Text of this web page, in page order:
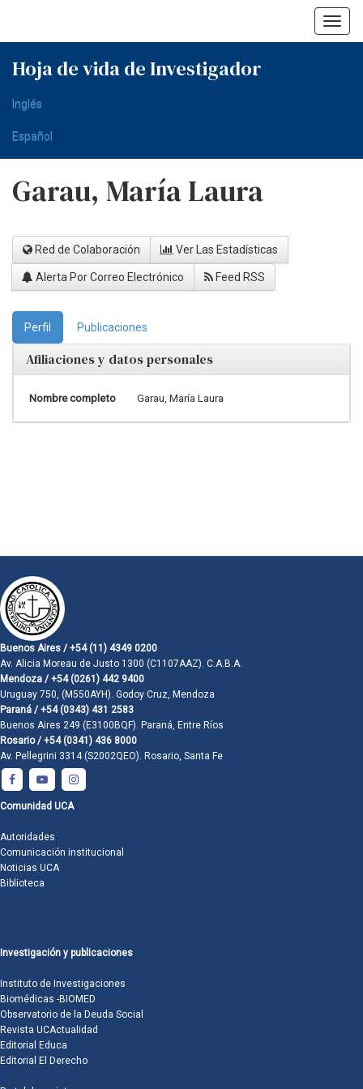
Hoja de vida de Investigador
Inglés
Español
Garau, María Laura
Red de Colaboración Ver Las Estadísticas
Alerta Por Correo Electrónico Feed RSS
Perfil Publicaciones
Afiliaciones y datos personales
Nombre completo Garau, María Laura
Buenos Aires / +54 (11) 4349 0200
Av. Alicia Moreau de Justo 1300 (C1107AAZ). C.A.B.A.
Mendoza / +54 (0261) 442 9400
Uruguay 750, (M550AYH). Godoy Cruz, Mendoza
Paraná / +54 (0343) 431 2583
Buenos Aires 249 (E3100BQF). Paraná, Entre Ríos
Rosario / +54 (0341) 436 8000
Av. Pellegrini 3314 (S2002QEO). Rosario, Santa Fe
Comunidad UCA
Autoridades
Comunicación institucional
Noticias UCA
Biblioteca
Investigación y publicaciones
Instituto de Investigaciones
Biomédicas -BIOMED
Observatorio de la Deuda Social
Revista UCActualidad
Editorial Educa
Editorial El Derecho